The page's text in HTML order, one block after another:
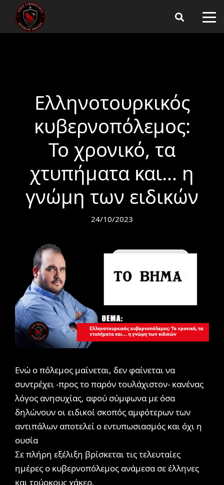
Ελληνοτουρκικός
κυβερνοπόλεμος:
Το χρονικό, τα
χτυπήματα και… η
γνώμη των ειδικών
24/10/2023
Ενώ ο πόλεμος μαίνεται, δεν φαίνεται να
συντρέχει -προς το παρόν τουλάχιστον- κανένας
λόγος ανησυχίας, αφού σύμφωνα με όσα
δηλώνουν οι ειδικοί σκοπός αμφότερων των
αντιπάλων αποτελεί ο εντυπωσιασμός και όχι η
ουσία
Σε πλήρη εξέλιξη βρίσκεται τις τελευταίες
ημέρες ο κυβερνοπόλεμος ανάμεσα σε έλληνες
και τούρκους χάκερ.